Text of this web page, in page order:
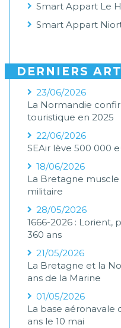
Smart Appart Le
Smart Appart
DERNIERS
23/06/2026
La Normandie
touristique en 2025
22/06/2026
SEAir lève 500 000
18/06/2026
La Bretagne
militaire
28/05/2026
1666-2026 : Lorient,
360 ans
21/05/2026
La Bretagne et la
ans de la Marine
01/05/2026
La base aéronavale
ans le 10 mai